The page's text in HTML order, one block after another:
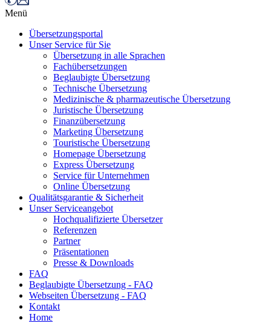
Menü
Übersetzungsportal
Unser Service für Sie
Übersetzung in alle Sprachen
Fachübersetzungen
Beglaubigte Übersetzung
Technische Übersetzung
Medizinische & pharmazeutische Übersetzung
Juristische Übersetzung
Finanzübersetzung
Marketing Übersetzung
Touristische Übersetzung
Homepage Übersetzung
Express Übersetzung
Service für Unternehmen
Online Übersetzung
Qualitätsgarantie & Sicherheit
Unser Serviceangebot
Hochqualifizierte Übersetzer
Referenzen
Partner
Präsentationen
Presse & Downloads
FAQ
Beglaubigte Übersetzung - FAQ
Webseiten Übersetzung - FAQ
Kontakt
Home